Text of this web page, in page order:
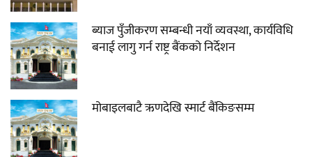
ब्याज पुँजीकरण सम्बन्धी नयाँ व्यवस्था, कार्यविधि
बनाई लागु गर्न राष्ट्र बैंकको निर्देशन
मोबाइलबाटै ऋणदेखि स्मार्ट बैंकिङसम्म